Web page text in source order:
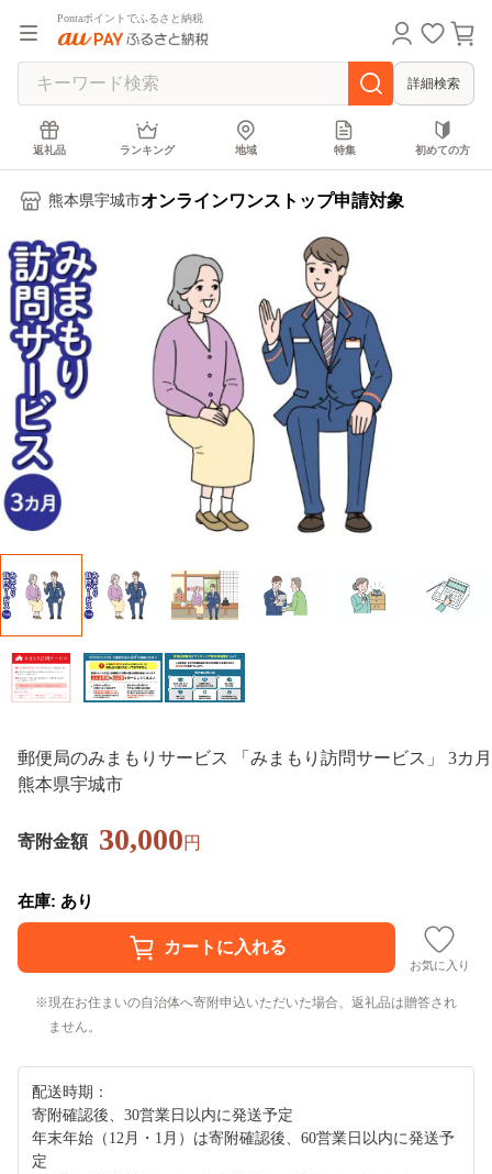
Pontaポイントでふるさと納税
詳細検索
返礼品 ランキング 地域 特集 初めての方
熊本県宇城市オンラインワンストップ申請対象
郵便局のみまもりサービス 「みまもり訪問サービス」 3カ月
熊本県宇城市
寄附金額 30,000円
在庫: あり
お気に入り
現在お住まいの自治体へ寄附申込いただいた場合、返礼品は贈答され
ません。
配送時期：
寄附確認後、30営業日以内に発送予定
年末年始（12月・1月）は寄附確認後、60営業日以内に発送予
定